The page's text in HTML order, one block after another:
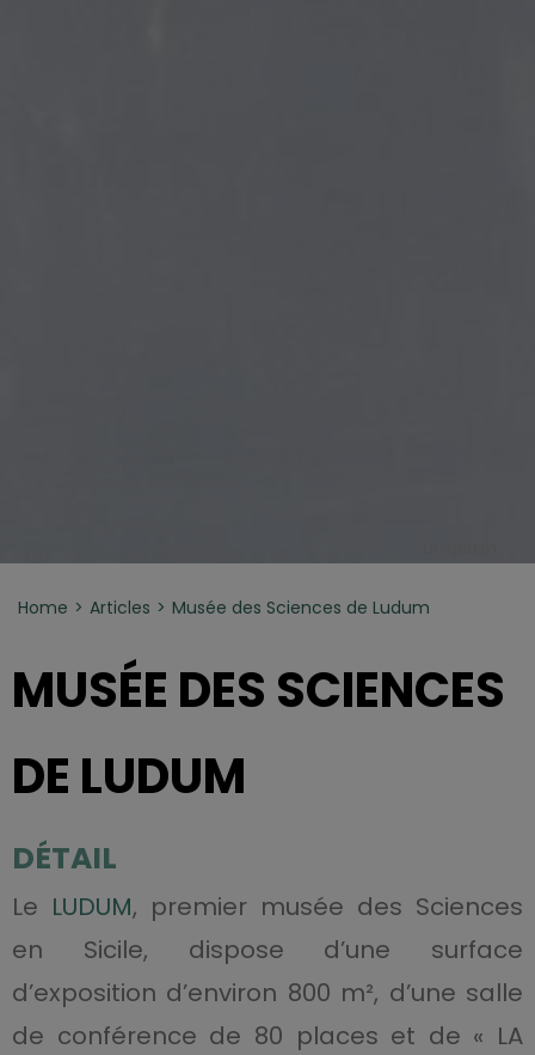
Home Articles Musée des Sciences de Ludum
MUSÉE DES SCIENCES
DE LUDUM
DÉTAIL
Le LUDUM, premier musée des Sciences
en Sicile, dispose d’une surface
d’exposition d’environ 800 m², d’une salle
de conférence de 80 places et de « LA